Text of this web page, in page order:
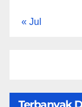
« Jul